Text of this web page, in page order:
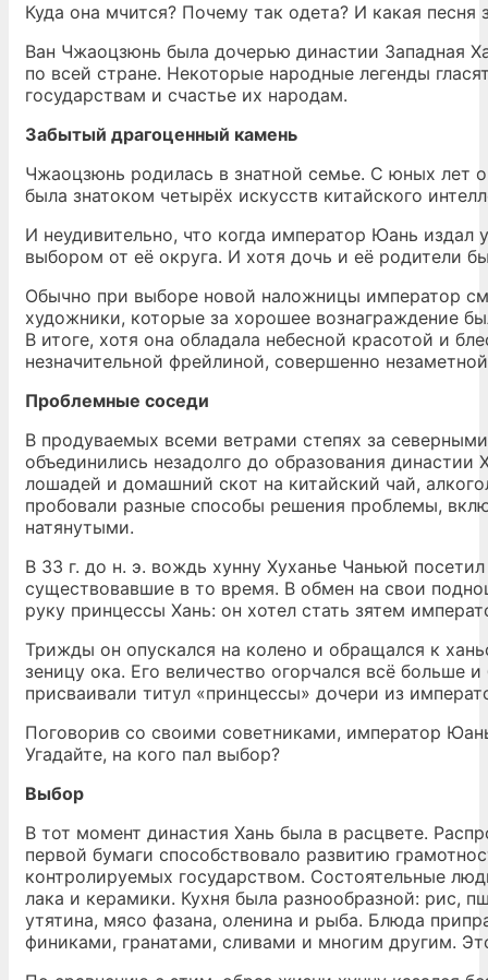
Куда она мчится? Почему так одета? И какая песня
Ван Чжаоцзюнь была дочерью династии Западная
по всей стране. Некоторые народные легенды
государствам и счастье их народам.
Забытый драгоценный камень
Чжаоцзюнь родилась в знатной семье. С юных лет
была знатоком четырёх искусств китайского
И неудивительно, что когда император Юань
выбором от её округа. И хотя дочь и её родители
Обычно при выборе новой наложницы император
художники, которые за хорошее вознаграждение
В итоге, хотя она обладала небесной красотой и
незначительной фрейлиной, совершенно
Проблемные соседи
В продуваемых всеми ветрами степях за
объединились незадолго до образования
лошадей и домашний скот на китайский чай,
пробовали разные способы решения проблемы,
натянутыми.
В 33 г. до н. э. вождь хунну Хуханье Чаньюй
существовавшие в то время. В обмен на свои
руку принцессы Хань: он хотел стать зятем
Трижды он опускался на колено и обращался к
зеницу ока. Его величество огорчался всё
присваивали титул «принцессы» дочери из
Поговорив со своими советниками, император
Угадайте, на кого пал выбор?
Выбор
В тот момент династия Хань была в расцвете.
первой бумаги способствовало развитию
контролируемых государством. Состоятельные
лака и керамики. Кухня была разнообразной: рис,
утятина, мясо фазана, оленина и рыба. Блюда
финиками, гранатами, сливами и многим другим.